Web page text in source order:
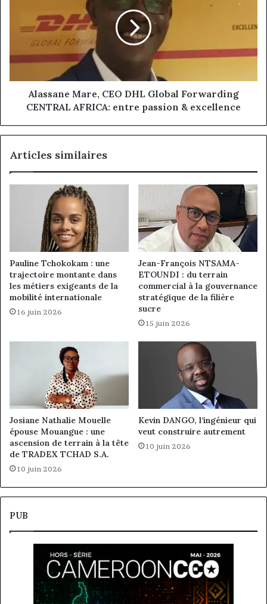
Global
Forwarding
CENTRAL
entre
passionAlassane Mare, CEO DHL Global Forwarding
CENTRAL AFRICA: entre passion & excellence
Articles similaires
Pauline Tchokokam : une
trajectoire montante dans
les métiers exigeants de la
mobilité internationale
16 juin 2026
Jean-François NTSAMA-
ETOUNDI : du terrain
commercial à la gouvernance
stratégique de la filière
sucre
15 juin 2026
Josiane Nathalie Mouelle
épouse Mouangue : une
ascension de terrain à la tête
de TRADEX TCHAD S.A.
10 juin 2026
Kevin DANGO, l’ingénieur qui
veut construire autrement
10 juin 2026
PUB